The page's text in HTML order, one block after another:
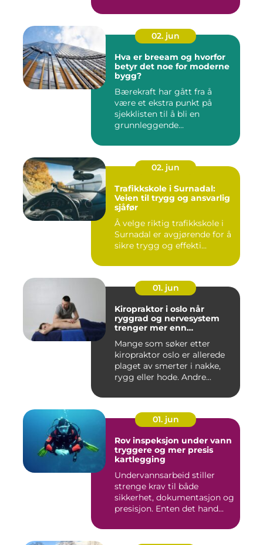
02. jun
Hva er breeam og hvorfor
betyr det noe for moderne
bygg?
Bærekraft har gått fra å
være et ekstra punkt på
sjekklisten til å bli en
grunnleggende
02. jun
Trafikkskole i Surnadal:
Veien til trygg og ansvarlig
sjåfør
Å velge riktig trafikkskole i
Surnadal er avgjørende for å
sikre trygg og effekti...
01. jun
Kiropraktor i oslo når
ryggrad og nervesystem
trenger mer enn
Mange som søker etter
kiropraktor oslo er allerede
plaget av smerter i nakke,
rygg eller hode. Andre...
01. jun
Rov inspeksjon under vann
tryggere og mer presis
kartlegging
Undervannsarbeid stiller
strenge krav til både
sikkerhet, dokumentasjon og
presisjon. Enten det hand...